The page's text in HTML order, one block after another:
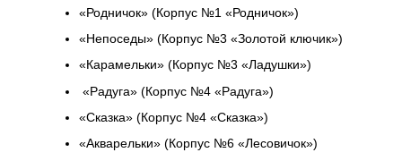
«Родничок» (Корпус №1 «Родничок»)
«Непоседы» (Корпус №3 «Золотой ключик»)
«Карамельки» (Корпус №3 «Ладушки»)
«Радуга» (Корпус №4 «Радуга»)
«Сказка» (Корпус №4 «Сказка»)
«Акварельки» (Корпус №6 «Лесовичок»)